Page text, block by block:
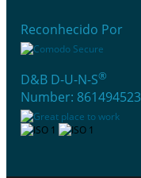
Reconhecido Por
D&B D-U-N-S®
Number: 861494523